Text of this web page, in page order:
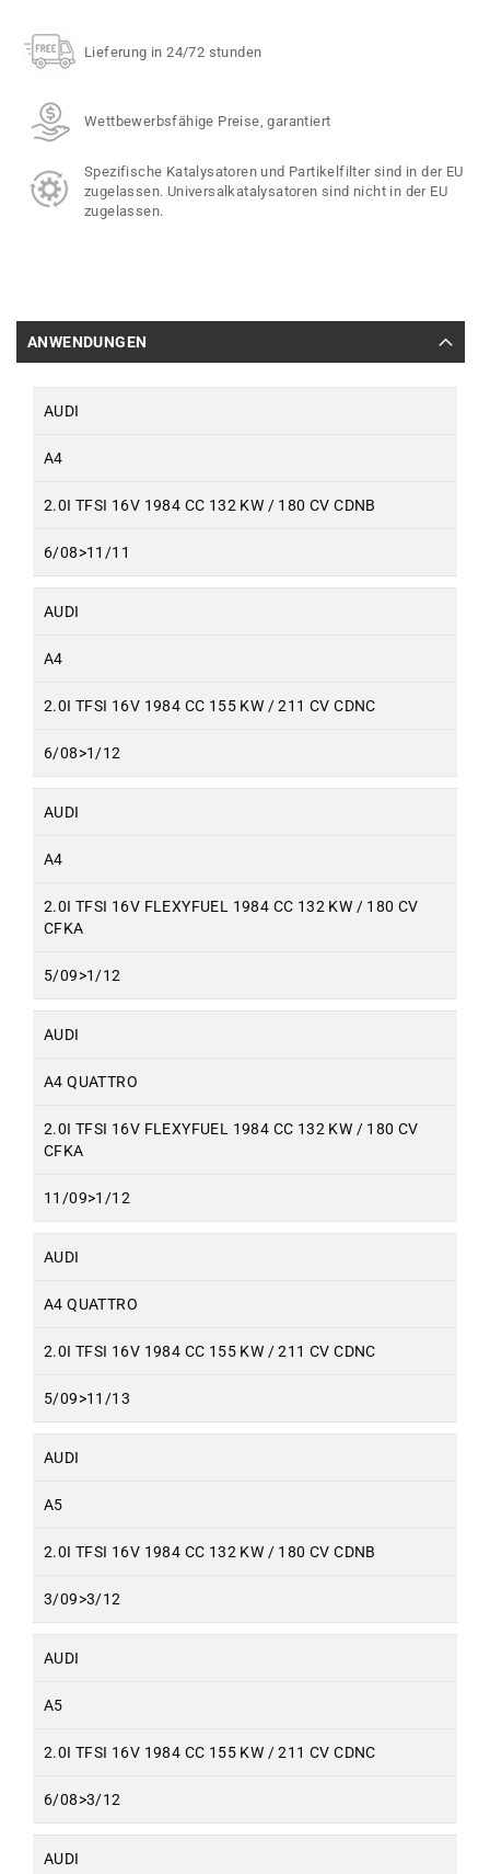
Lieferung in 24/72 stunden
Wettbewerbsfähige Preise, garantiert
Spezifische Katalysatoren und Partikelfilter sind in der EU
zugelassen. Universalkatalysatoren sind nicht in der EU
zugelassen.
ANWENDUNGEN
AUDI
A4
2.0I TFSI 16V 1984 CC 132 KW / 180 CV CDNB
6/08>11/11
AUDI
A4
2.0I TFSI 16V 1984 CC 155 KW / 211 CV CDNC
6/08>1/12
AUDI
A4
2.0I TFSI 16V FLEXYFUEL 1984 CC 132 KW / 180 CV
CFKA
5/09>1/12
AUDI
A4 QUATTRO
2.0I TFSI 16V FLEXYFUEL 1984 CC 132 KW / 180 CV
CFKA
11/09>1/12
AUDI
A4 QUATTRO
2.0I TFSI 16V 1984 CC 155 KW / 211 CV CDNC
5/09>11/13
AUDI
A5
2.0I TFSI 16V 1984 CC 132 KW / 180 CV CDNB
3/09>3/12
AUDI
A5
2.0I TFSI 16V 1984 CC 155 KW / 211 CV CDNC
6/08>3/12
AUDI